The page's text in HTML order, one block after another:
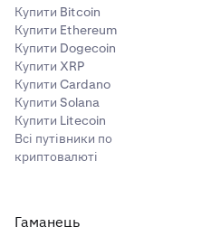
Купити Bitcoin
Купити Ethereum
Купити Dogecoin
Купити XRP
Купити Cardano
Купити Solana
Купити Litecoin
Всі путівники по
криптовалюті
Гаманець